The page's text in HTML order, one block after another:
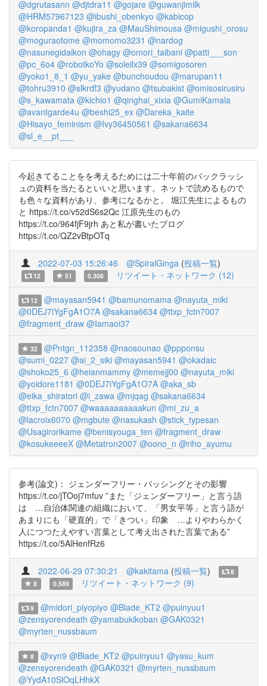
@dgrutasann @djtdra11 @gojare @guwanjimilk
@HRM57967123 @ibushi_obenkyo @kabicop
@koropanda1 @kujira_za @MauShimousa @migushi_orosu
@moguraotome @momomo3231 @nardog
@nasunegidaikon @ohagy @omori_taibani @patti___son
@pc_6o4 @robotkoYo @soleilx39 @somigosoren
@yoko1_8_1 @yu_yake @bunchoudou @marupan11
@tohru3910 @slkrdf3 @yudano @tsubakist @omisosirusiru
@s_kawamata @kichio1 @qinghai_xixia @GumiKamala
@avantgarde4u @beshi25_ex @Dareka_kaite
@Hisayo_feminism @Ivy36450561 @sakana6634
@sl_e__pt___
今起きてることをを考えるためには二十年前のバックラッシ
ュの資料を当たるといいと思います。ネットで読めるもので
も色々な資料があり、参考になるかと。 堀江先生によるもの
と https://t.co/v52dS6s2Qc 江原先生のもの
https://t.co/964fjF9jrh あと私が書いたブログ
https://t.co/QZ2vBtpOTq
2022-07-03 15:26:46 @SpiralGinga (投稿一覧)
12 51 0.306 リツイート・ネットワーク (12)
12 @mayasan5941 @bamunomama @nayuta_miki
@0DEJ7iYgFgA1O7A @sakana6634 @ttxp_fctn7007
@fragment_draw @Iamaoi37
32 @Pntgn_112358 @naosounao @ppponsu
@sumi_0227 @ai_2_siki @mayasan5941 @okadaic
@shoko25_6 @heianmammy @memejj00 @nayuta_miki
@yoidore1181 @0DEJ7iYgFgA1O7A @aka_sb
@eika_shiratori @i_zawa @mjqag @sakana6634
@ttxp_fctn7007 @waaaaaaaaaakun @mi_zu_a
@lacroix6070 @mgbute @nasukash @stick_typesan
@Usagirorikame @benisyouga_ten @fragment_draw
@kosukeeeeX @Metatron2007 @oono_n @riho_ayumu
参考(論文)： ジェンダーフリー・バッシングとその影響
https://t.co/jTOoj7mfuv ”また「ジェンダーフリー」と言う語
は …自治体関連の組織において、「男女平等」と言う語が
あまりにも「硬直的」で「きつい」印象 …よりやわらかく
人につつたえやすい言葉として考え出された言葉である”
https://t.co/5AlHenfRz6
2022-06-29 07:30:21 @kakitama (投稿一覧)
8
8
0.589 リツイート・ネットワーク (9)
9 @midori_piyopiyo @Blade_KT2 @puinyuu1
@zensyorendeath @yamabukikoban @GAK0321
@myrten_nussbaum
8 @xyn9 @Blade_KT2 @puinyuu1 @yasu_kum
@zensyorendeath @GAK0321 @myrten_nussbaum
@YydA10SlOqLHhkX